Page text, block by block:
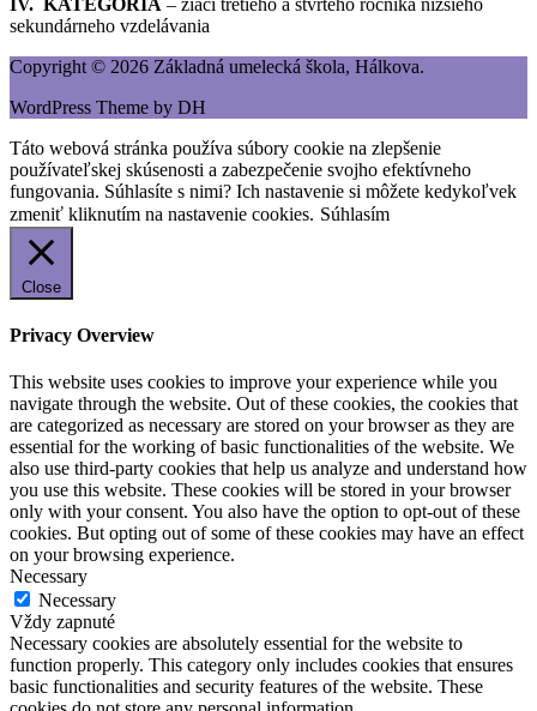
sekundárneho vzdelávania
Copyright © 2026 Základná umelecká škola, Hálkova.
WordPress Theme by DH
Táto webová stránka používa súbory cookie na zlepšenie
používateľskej skúsenosti a zabezpečenie svojho efektívneho
fungovania. Súhlasíte s nimi? Ich nastavenie si môžete kedykoľvek
zmeniť kliknutím na nastavenie cookies. Súhlasím
Close
Privacy Overview
This website uses cookies to improve your experience while you
navigate through the website. Out of these cookies, the cookies that
are categorized as necessary are stored on your browser as they are
essential for the working of basic functionalities of the website. We
also use third-party cookies that help us analyze and understand how
you use this website. These cookies will be stored in your browser
only with your consent. You also have the option to opt-out of these
cookies. But opting out of some of these cookies may have an effect
on your browsing experience.
Necessary
Necessary
Vždy zapnuté
Necessary cookies are absolutely essential for the website to
function properly. This category only includes cookies that ensures
basic functionalities and security features of the website. These